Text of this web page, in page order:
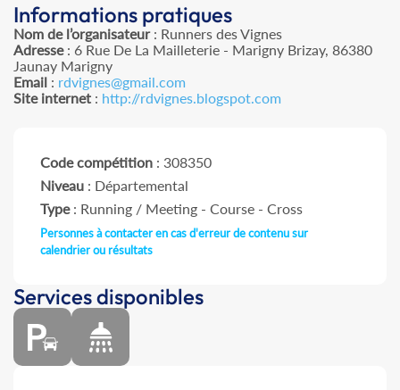
Informations pratiques
Nom de l’organisateur: Runners des Vignes
Adresse: 6 Rue De La Mailleterie - Marigny Brizay, 86380
Jaunay Marigny
Email : rdvignes@gmail.com
Site internet : http://rdvignes.blogspot.com
Code compétition : 308350
Niveau : Départemental
Type: Running / Meeting - Course - Cross
Personnes à contacter en cas d'erreur de contenu sur
calendrier ou résultats
Services disponibles